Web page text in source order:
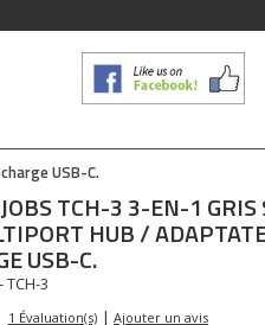
USB-C.
TCH-3 3-EN-1 GRIS
HUB /
USB-C.
3
1 Évaluation(s) | Ajouter un avis